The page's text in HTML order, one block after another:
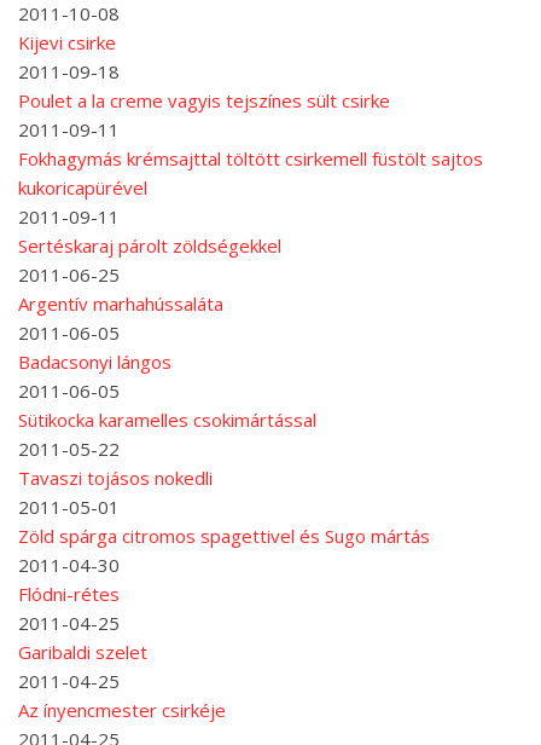
2011-10-08
Kijevi csirke
2011-09-18
Poulet a la creme vagyis tejszínes sült csirke
2011-09-11
Fokhagymás krémsajttal töltött csirkemell füstölt sajtos
kukoricapürével
2011-09-11
Sertéskaraj párolt zöldségekkel
2011-06-25
Argentív marhahússaláta
2011-06-05
Badacsonyi lángos
2011-06-05
Sütikocka karamelles csokimártással
2011-05-22
Tavaszi tojásos nokedli
2011-05-01
Zöld spárga citromos spagettivel és Sugo mártás
2011-04-30
Flódni-rétes
2011-04-25
Garibaldi szelet
2011-04-25
Az ínyencmester csirkéje
2011-04-25